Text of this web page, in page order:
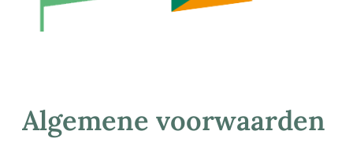
Algemene voorwaarden